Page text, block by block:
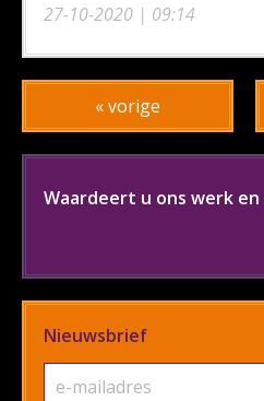
27-10-2020 | 09:14
« vorige
Waardeert u ons werk
Nieuwsbrief